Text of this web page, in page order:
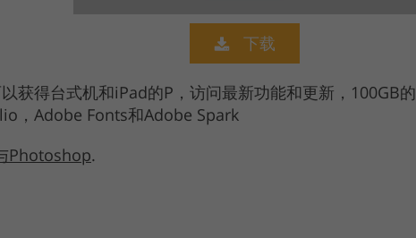
下载
获得台式机和iPad的P，访问最新功能和更新，100GB的
，Adobe Fonts和Adobe Spark
Photoshop.